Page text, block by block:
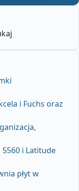
i Fuchs oraz
i Latitude
płyt w